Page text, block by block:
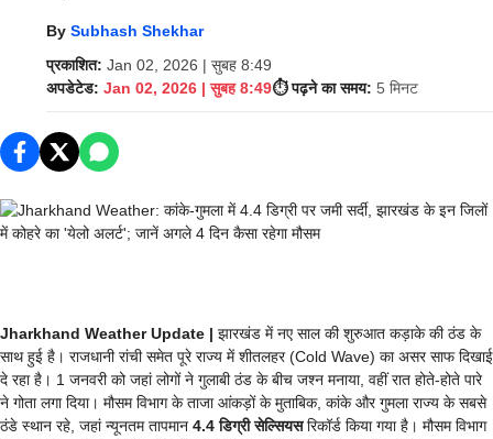
By Subhash Shekhar
प्रकाशित: Jan 02, 2026 | सुबह 8:49
अपडेटेड: Jan 02, 2026 | सुबह 8:49⏱️ पढ़ने का समय: 5 मिनट
Jharkhand Weather Update | झारखंड में नए साल की शुरुआत कड़ाके की ठंड के
साथ हुई है। राजधानी रांची समेत पूरे राज्य में शीतलहर (Cold Wave) का असर साफ दिखाई
दे रहा है। 1 जनवरी को जहां लोगों ने गुलाबी ठंड के बीच जश्न मनाया, वहीं रात होते-होते पारे
ने गोता लगा दिया। मौसम विभाग के ताजा आंकड़ों के मुताबिक, कांके और गुमला राज्य के सबसे
ठंडे स्थान रहे, जहां न्यूनतम तापमान 4.4 डिग्री सेल्सियसरिकॉर्ड किया गया है। मौसम विभाग